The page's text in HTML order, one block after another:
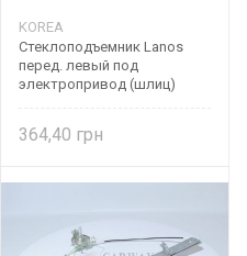
KOREA
Стеклоподъемник Lanos
перед. левый под
электропривод (шлиц)
364,40